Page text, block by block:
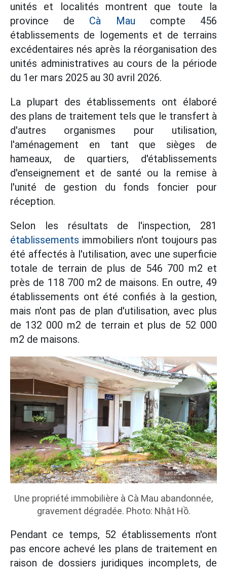
unités et localités montrent que toute la
province de Cà Mau compte 456
établissements de logements et de terrains
excédentaires nés après la réorganisation des
unités administratives au cours de la période
du 1er mars 2025 au 30 avril 2026.
La plupart des établissements ont élaboré
des plans de traitement tels que le transfert à
d'autres organismes pour utilisation,
l'aménagement en tant que sièges de
hameaux, de quartiers, d'établissements
d'enseignement et de santé ou la remise à
l'unité de gestion du fonds foncier pour
réception.
Selon les résultats de l'inspection, 281
établissements immobiliers n'ont toujours pas
été affectés à l'utilisation, avec une superficie
totale de terrain de plus de 546 700 m2 et
près de 118 700 m2 de maisons. En outre, 49
établissements ont été confiés à la gestion,
mais n'ont pas de plan d'utilisation, avec plus
de 132 000 m2 de terrain et plus de 52 000
m2 de maisons.
Une propriété immobilière à Cà Mau abandonnée,
gravement dégradée. Photo: Nhật Hồ.
Pendant ce temps, 52 établissements n'ont
pas encore achevé les plans de traitement en
raison de dossiers juridiques incomplets, de